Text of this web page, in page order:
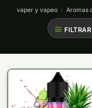
vaper y vapeo / Aromas